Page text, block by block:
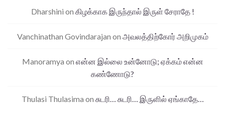
Dharshini on கிழக்காக இருந்தால் இருள் சேராதே !
Vanchinathan Govindarajan on அவலத்திற்கோர் அறிமுகம்
Manoramya on என்ன இல்லை உன்னோடு; ஏக்கம் என்ன
கண்ணோடு?
Thulasi Thulasima on சுடரி… சுடரி… இருளில் ஏங்காதே…